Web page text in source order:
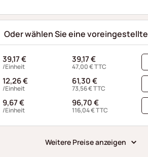
Oder wählen Sie eine
39,17€
/Einheit
39,17€
47,00€TTC
12,26€
/Einheit
61,30€
73,56€TTC
9,67€
/Einheit
96,70€
116,04€TTC
Weitere Preise anzeigen